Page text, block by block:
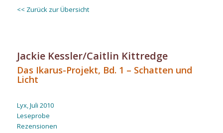
<< Zurück zur Übersicht
Jackie Kessler/Caitlin Kittredge
Das Ikarus-Projekt, Bd. 1 – Schatten und
Licht
Lyx, Juli 2010
Leseprobe
Rezensionen